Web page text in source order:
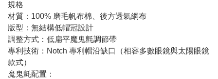
規格
材質：100% 磨毛帆布棉、後方透氣網布
版型：無結構低帽冠設計
調整方式：低扁平魔鬼氈調節帶
專利技術：Notch 專利帽沿缺口（相容多數眼鏡與太陽眼鏡
款式）
魔鬼氈配置：